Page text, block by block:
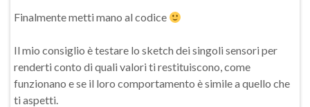
Finalmente metti mano al codice
Il mio consiglio è testare lo sketch dei singoli sensori per
renderti conto di quali valori ti restituiscono, come
funzionano e se il loro comportamento è simile a quello che
ti aspetti.